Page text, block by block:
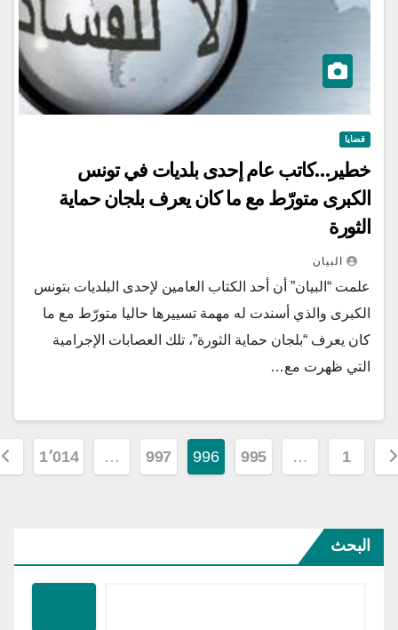
قضايا
خطير…كاتب عام إحدى بلديات في تونس
الكبرى متورّط مع ما كان يعرف بلجان حماية
الثورة
البيان
علمت “البيان” أن أحد الكتاب العامين لإحدى البلديات بتونس
الكبرى والذي أسندت له مهمة تسييرها حاليا متورّط مع ما
كان يعرف “بلجان حماية الثورة”، تلك العصابات الإجرامية
التي ظهرت مع…
995
996
997 1٬014
البحث